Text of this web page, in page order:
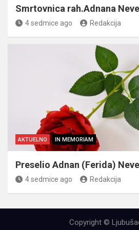
Smrtovnica rah.Adnana
4 sedmice ago Redakcija
AKTUELNO IN MEMORIAM
Preselio Adnan (Ferida)
4 sedmice ago Redakcija
Copyright ©